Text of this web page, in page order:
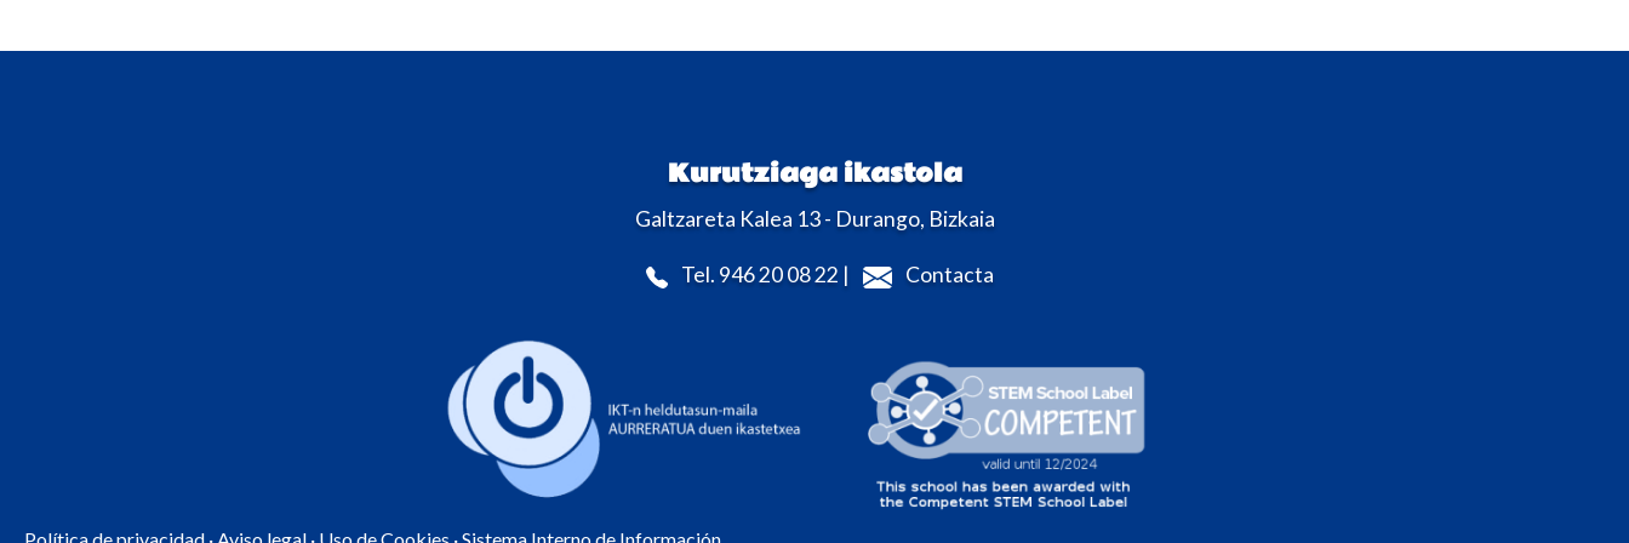
Kurutziaga ikastola
Galtzareta Kalea 13 - Durango, Bizkaia
Tel. 946 20 08 22 | Contacta